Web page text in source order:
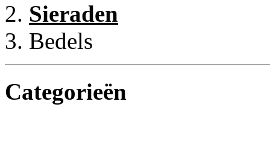
Sieraden
Bedels
Categorieën